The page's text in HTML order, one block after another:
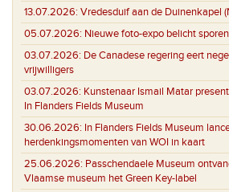
13.07.2026: Vredesduif aan de Duinenkapel
05.07.2026: Nieuwe foto-expo belicht
03.07.2026: De Canadese regering eert
vrijwilligers
03.07.2026: Kunstenaar Ismail Matar
In Flanders Fields Museum
30.06.2026: In Flanders Fields Museum
herdenkingsmomenten van WOI in kaart
25.06.2026: Passchendaele Museum
Vlaamse museum het Green Key-label